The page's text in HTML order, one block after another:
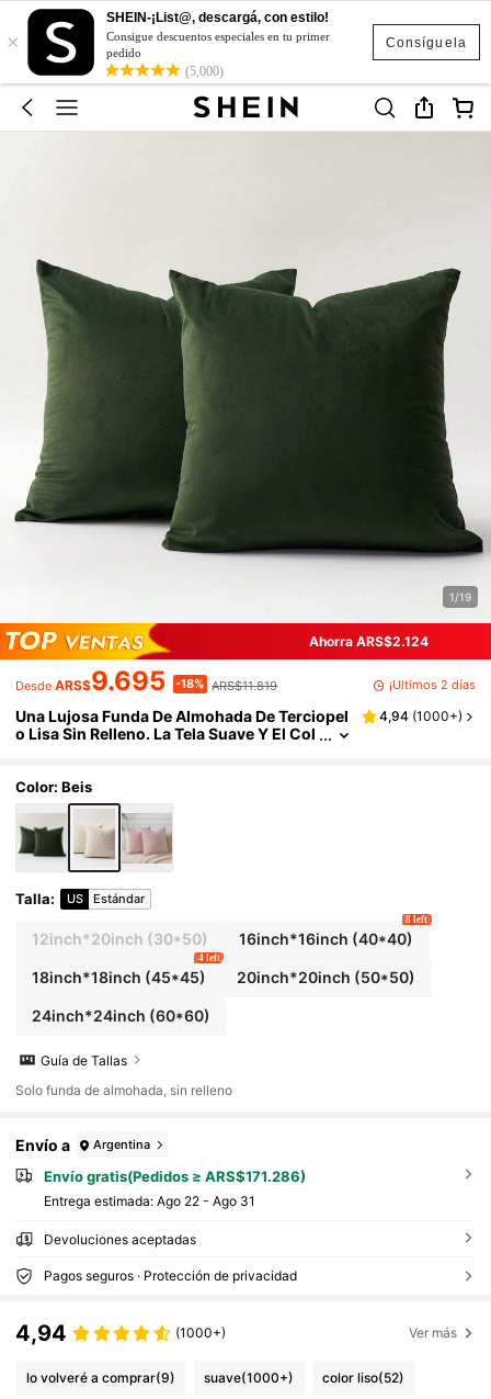
Consíguela
×
SHEIN-¡List@, descargá, con estilo!
Consigue descuentos especiales en tu primer
pedido
(5,000)
1/19
Ahorra ARS$2.124
Desde ARS$9.695 -18% ARS$11.819 ¡Últimos 2 días
Una Lujosa Funda De Almohada De Terciopel
o Lisa Sin Relleno. La Tela Suave Y El Col
es, Dormitorios, Suelos, Bancos, Coches, Ofi
cinas, Cafeterías Y Otros Lugares De Ocio. L
a Funda De Almohada No Se Caerá. Sin Pillin
g, Utilizable En Todas Las Estaciones.
4,94 (1000+)
Color: Beis
Talla: US Estándar
12inch*20inch (30*50) 16inch*16inch (40*40)
8 left
18inch*18inch (45*45)
4 left
20inch*20inch (50*50)
24inch*24inch (60*60)
Guía de Tallas
Solo funda de almohada, sin relleno
Envío a Argentina
Envío gratis(Pedidos ≥ ARS$171.286)
Entrega estimada: Ago 22 - Ago 31
Devoluciones aceptadas
Pagos seguros · Protección de privacidad
4,94 (1000+) Ver más
lo volveré a comprar(9) suave(1000+) color liso(52)